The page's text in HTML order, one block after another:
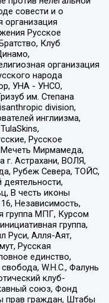
совести и о
организация
Русское
Клуб
организация
народа
УНА - УНСО,
им. Степана
division,
инглиизма,
Русское
Мирмамеда,
г. Астрахани, ВОЛЯ,
Рубеж Севера, ТОЙС,
В честь иконы
Независимость,
группа МПГ, Курсом
группа,
Руси, Алля-Аят,
Русская
единство,
W.H.С., Фалунь
клуб-
союз, Фонд
прав граждан, Штабы